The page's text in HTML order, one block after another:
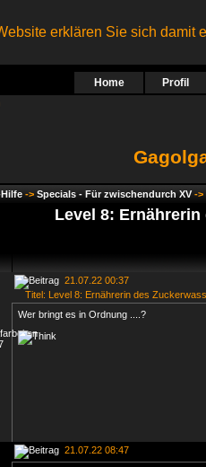
erklären Sie sich damit
Home Profil
-> Specials - Für zwischendurch XV->
Level 8:
21.07.22 00:37
Titel: Level 8: Ernährerin des
Wer bringt es in Ordnung ....?
21.07.22 08:47